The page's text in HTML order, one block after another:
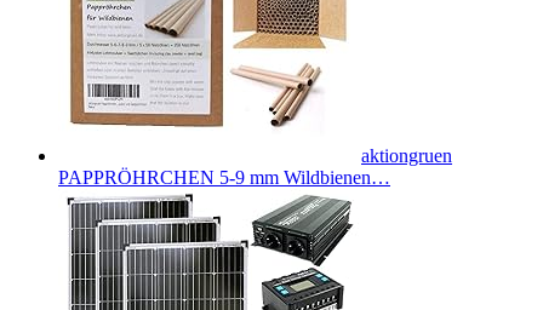
aktiongruen
PAPPRÖHRCHEN 5-9 mm Wildbienen…